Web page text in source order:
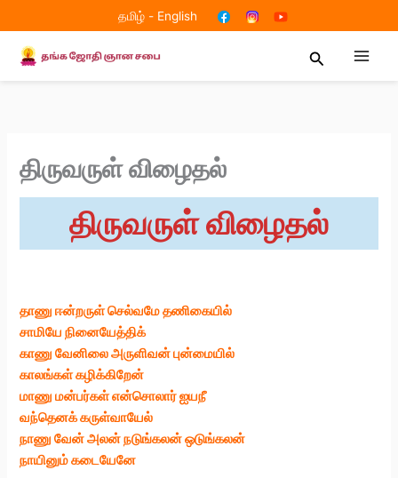
to
content
தமிழ்- English
Search
திருவருள் விழைதல்
திருவருள் விழைதல்
தாணு ஈன்றருள் செல்வமே தணிகையில்
சாமியே நினையேத்திக்
காணு வேனிலை அருளிவன் புன்மையில்
காலங்கள் கழிக்கிறேன்
மாணு மன்பர்கள் என்சொலார் ஐயநீ
வந்தெனக் கருள்வாயேல்
நாணு வேன் அலன் நடுங்கலன் ஒடுங்கலன்
நாயினும் கடையேனே